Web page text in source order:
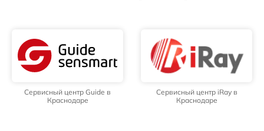
Сервисный центр Guide в
Краснодаре
Сервисный центр iRay в
Краснодаре